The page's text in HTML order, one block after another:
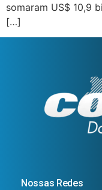
somaram US$ 10,9
[…]
Nossas Redes